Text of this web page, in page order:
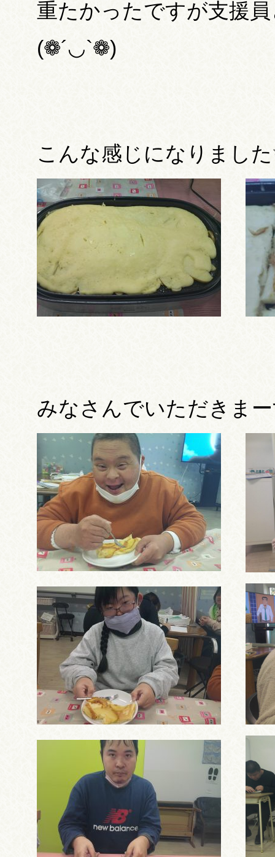
重たかったですが支援
(❁´◡`❁)
こんな感じになりました
みなさんでいただきま